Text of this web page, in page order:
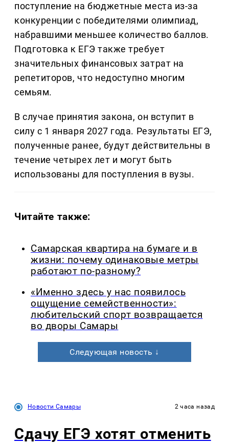
поступление на бюджетные места из-за
конкуренции с победителями олимпиад,
набравшими меньшее количество баллов.
Подготовка к ЕГЭ также требует
значительных финансовых затрат на
репетиторов, что недоступно многим
семьям.
В случае принятия закона, он вступит в
силу с 1 января 2027 года. Результаты ЕГЭ,
полученные ранее, будут действительны в
течение четырех лет и могут быть
использованы для поступления в вузы.
Читайте также:
Самарская квартира на бумаге и в
жизни: почему одинаковые метры
работают по-разному?
«Именно здесь у нас появилось
ощущение семейственности»:
любительский спорт возвращается
во дворы Самары
Следующая новость ↓
Новости Самары 2 часа назад
Сдачу ЕГЭ хотят отменить